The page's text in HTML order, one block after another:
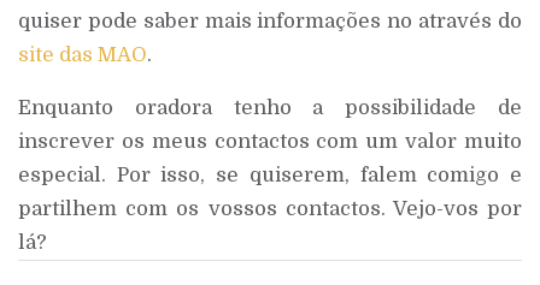
quiser pode saber mais informações no através do
site das MAO.
Enquanto oradora tenho a possibilidade de
inscrever os meus contactos com um valor muito
especial. Por isso, se quiserem, falem comigo e
partilhem com os vossos contactos. Vejo-vos por
lá?